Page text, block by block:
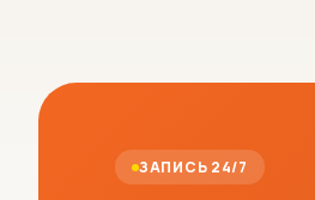
ЗАПИСЬ 24/7